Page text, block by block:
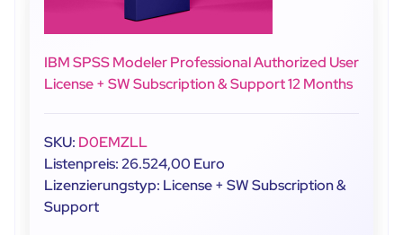
IBM SPSS Modeler Professional Authorized User
License + SW Subscription & Support 12 Months
SKU: D0EMZLL
Listenpreis: 26.524,00 Euro
Lizenzierungstyp: License + SW Subscription &
Support